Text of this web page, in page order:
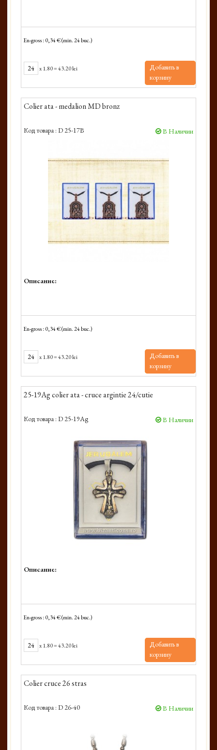
En-gross : 0,34 € (min. 24 buc.)
x1.80=43.20 lei
Добавить в
корзину
Colier ata - medalion MD bronz
Код товара : D 25-17B В Наличии
Описание:
En-gross : 0,34 € (min. 24 buc.)
x1.80=43.20 lei
Добавить в
корзину
25-19Ag colier ata - cruce argintie 24/cutie
Код товара : D 25-19Ag В Наличии
Описание:
En-gross : 0,34 € (min. 24 buc.)
x1.80=43.20 lei
Добавить в
корзину
Colier cruce 26 stras
Код товара : D 26-40 В Наличии